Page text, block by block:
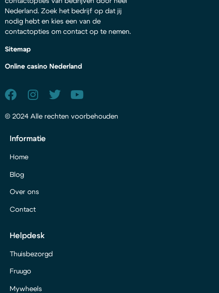
Nederland. Zoek het bedrijf op dat jij
nodig hebt en kies een van de
contactopties om contact op te nemen.
Sitemap
Online casino Nederland
© 2024 Alle rechten voorbehouden
Informatie
Home
Blog
Over ons
Contact
Helpdesk
Thuisbezorgd
Fruugo
Mywheels